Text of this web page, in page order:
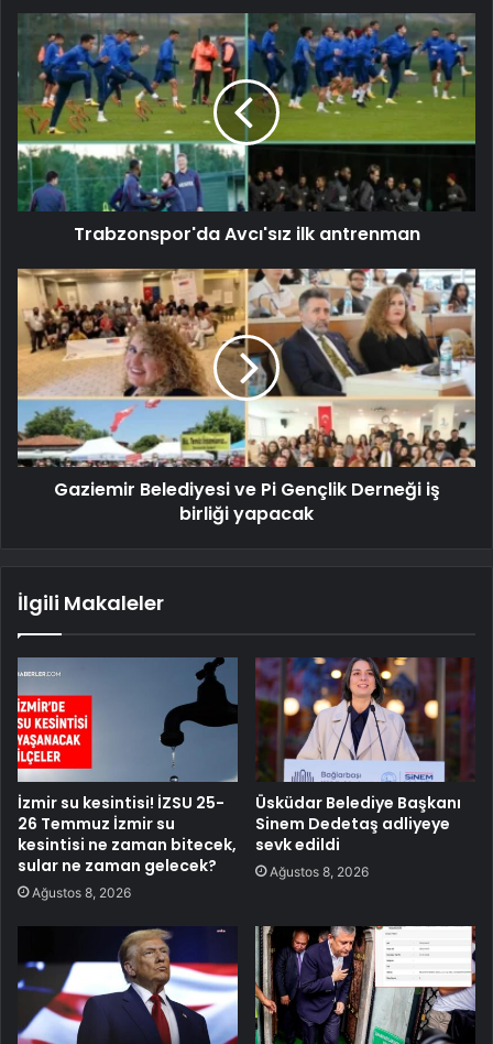
Trabzonspor'da Avcı'sız ilk antrenman
Gaziemir Belediyesi ve Pi Gençlik Derneği iş
birliği yapacak
İlgili Makaleler
İzmir su kesintisi! İZSU 25-
26 Temmuz İzmir su
kesintisi ne zaman bitecek,
sular ne zaman gelecek?
Ağustos 8, 2026
Üsküdar Belediye Başkanı
Sinem Dedetaş adliyeye
sevk edildi
Ağustos 8, 2026